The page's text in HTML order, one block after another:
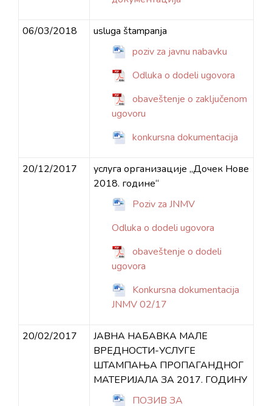
06/03/2018
usluga štampanja
poziv za javnu nabavku
Odluka o dodeli ugovora
obaveštenje o zaključenom
ugovoru
konkursna dokumentacija
20/12/2017
услуга организације „Дочек Нове
2018. године“
Poziv za JNMV
Odluka o dodeli ugovora
obaveštenje o dodeli
ugovora
Konkursna dokumentacija
JNMV 02/17
20/02/2017
ЈАВНА НАБАВКА МАЛЕ
ВРЕДНОСТИ-УСЛУГЕ
ШТАМПАЊА ПРОПАГАНДНОГ
МАТЕРИЈАЛА ЗА 2017. ГОДИНУ
ПОЗИВ ЗА